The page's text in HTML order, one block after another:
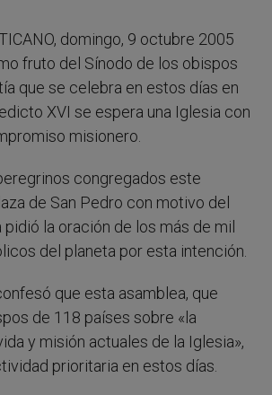
domingo, 9 octubre 2005
fruto del Sínodo de los obispos
que se celebra en estos días en
XVI se espera una Iglesia con
misionero.
congregados este
de San Pedro con motivo del
pidió la oración de los más de mil
del planeta por esta intención.
que esta asamblea, que
de 118 países sobre «la
y misión actuales de la Iglesia»,
prioritaria en estos días.